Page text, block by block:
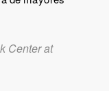
Center at